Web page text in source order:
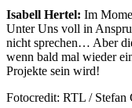
Isabell Hertel: Im
Unter Uns voll in
nicht sprechen… Aber
wenn bald mal wieder
Projekte sein wird!
Fotocredit: RTL / Stefan